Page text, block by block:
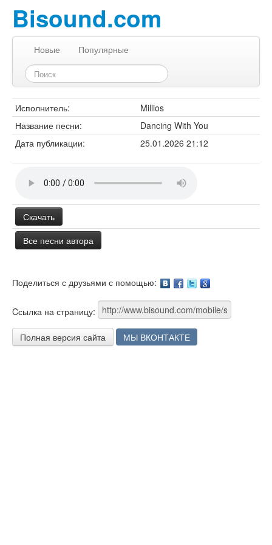
Bisound.com
Новые Популярные
Исполнитель:
Millios
Название песни:
Dancing With You
Дата публикации:
25.01.2026 21:12
Скачать
Все песни автора
Поделиться с друзьями с помощью:
Cсылка на страницу:
Полная версия сайта МЫ ВКОНТАКТЕ